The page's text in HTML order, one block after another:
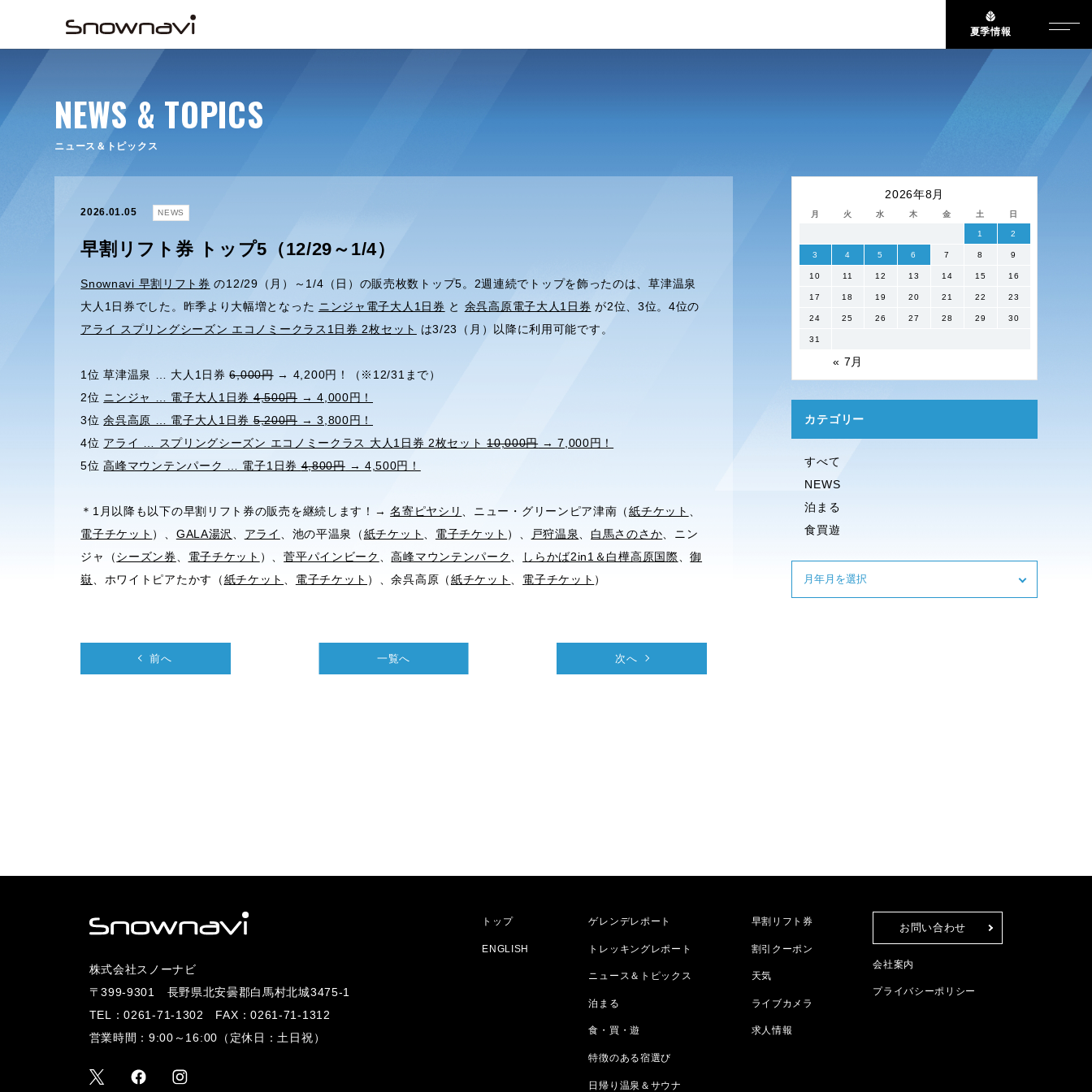
夏季情報
NEWS & TOPICS
ニュース＆トピックス
2026.01.05 NEWS
早割リフト券 トップ5（12/29～1/4）
Snownavi 早割リフト券 の12/29（月）～1/4（日）の販売枚数トップ5。2週連続でトップを飾ったのは、草津温泉
大人1日券でした。昨季より大幅増となった ニンジャ電子大人1日券 と 余呉高原電子大人1日券 が2位、3位。4位の
アライ スプリングシーズン エコノミークラス1日券 2枚セット
は3/23（月）以降に利用可能です。
1位 草津温泉 … 大人1日券6,000円→ 4,200円！（※12/31まで）
2位 ニンジャ … 電子大人1日券4,500円 → 4,000円！
3位余呉高原 … 電子大人1日券5,200円 → 3,800円！
4位 アライ … スプリングシーズン エコノミークラス 大人1日券 2枚セット10,000円→ 7,000円！
5位高峰マウンテンパーク … 電子1日券4,800円→ 4,500円！
＊1月以降も以下の早割リフト券の販売を継続します！→名寄ピヤシリ 、ニュー・グリーンピア津南（紙チケット
電子チケット ）、 GALA湯沢 アライ 、池の平温泉（紙チケット 電子チケット ）、 戸狩温泉 白馬さのさか 、ニン
ジャ（シーズン券 電子チケット ）、菅平パインビーク 、高峰マウンテンパーク しらかば2in1＆白樺高原国際 、御
嶽
、ホワイトピアたかす（紙チケット 電子チケット ）、余呉高原（紙チケット 電子チケット ）
前へ 一覧へ 次へ
2026年8月
月 火 水 木 金 土 日
« 7月
1 2
3 4 5 6 7 8 9
10 11 12 13 14 15 16
17 18 19 20 21 22 23
24 25 26 27 28 29 30
31
カテゴリー
すべて
NEWS
泊まる
食買遊
トップ
ENGLISH
ゲレンデレポート
トレッキングレポート
ニュース＆トピックス
泊まる
食・買・遊
特徴のある宿選び
日帰り温泉＆サウナ
早割リフト券
割引クーポン
天気
ライブカメラ
求人情報
お問い合わせ
会社案内
プライバシーポリシー
株式会社スノーナビ
〒399-9301 長野県北安曇郡白馬村北城3475-1
TEL：0261-71-1302
FAX：0261-71-1312
営業時間：9:00～16:00（定休日：土日祝）